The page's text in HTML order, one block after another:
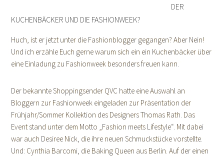
DER
KUCHENBÄCKER UND DIE FASHIONWEEK?
Huch, ist er jetzt unter die Fashionblogger gegangen? Aber Nein!
Und ich erzähle Euch gerne warum sich ein ein Kuchenbäcker über
eine Einladung zu Fashionweek besonders freuen kann.
Der bekannte Shoppingsender QVC hatte eine Auswahl an
Bloggern zur Fashionweek eingeladen zur Präsentation der
Frühjahr/Sommer Kollektion des Designers Thomas Rath. Das
Event stand unter dem Motto „Fashion meets Lifestyle“. Mit dabei
war auch Desiree Nick, die ihre neuen Schmuckstücke vorstellte.
Und: Cynthia Barcomi, die Baking Queen aus Berlin. Auf der einen